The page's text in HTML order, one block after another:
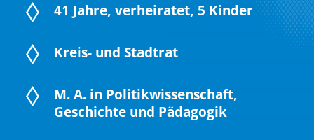
41 Jahre, verheiratet, 5 Kinder
Kreis- und Stadtrat
M. A. in Politikwissenschaft,
Geschichte und Pädagogik